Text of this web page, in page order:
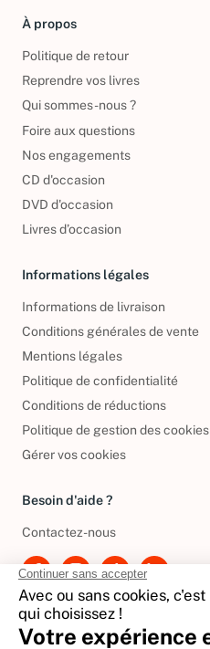
À propos
Politique de retour
Reprendre vos livres
Qui sommes-nous ?
Foire aux questions
Nos engagements
CD d'occasion
DVD d'occasion
Livres d’occasion
Informations légales
Informations de livraison
Conditions générales de vente
Mentions légales
Politique de confidentialité
Conditions de réductions
Politique de gestion des cookies
Gérer vos cookies
Besoin d'aide ?
Contactez-nous
International